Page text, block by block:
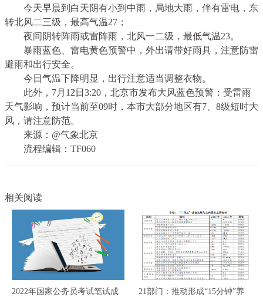
今天早晨到白天阴有小到中雨，局地大雨，伴有雷电，东
转北风二三级，最高气温27；
夜间阴转阵雨或雷阵雨，北风一二级，最低气温23。
暴雨蓝色、雷电黄色预警中，外出请带好雨具，注意防雷
避雨和出行安全。
今日气温下降明显，出行注意适当调整衣物。
此外，7月12日3:20，北京市发布大风蓝色预警：受雷雨
天气影响，预计当前至09时，本市大部分地区有7、8级短时大
风，请注意防范。
来源：@气象北京
流程编辑：TF060
相关阅读
2022年国家公务员考试笔试成
21部门：推动形成“15分钟”养